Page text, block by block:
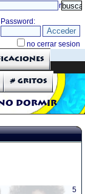
will» directorio
no dormir
# Gritos
5